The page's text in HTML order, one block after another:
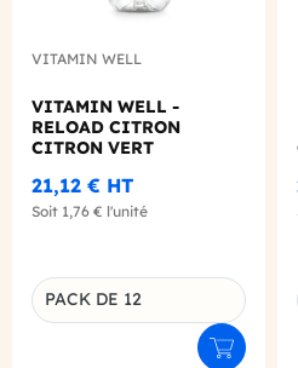
VITAMIN WELL
VITAMIN WELL -
RELOAD CITRON
CITRON VERT
X12
21,12 € HT
Soit 1,76 € l'unité
Déclinaison du produit
PACK DE 12
Ajouter